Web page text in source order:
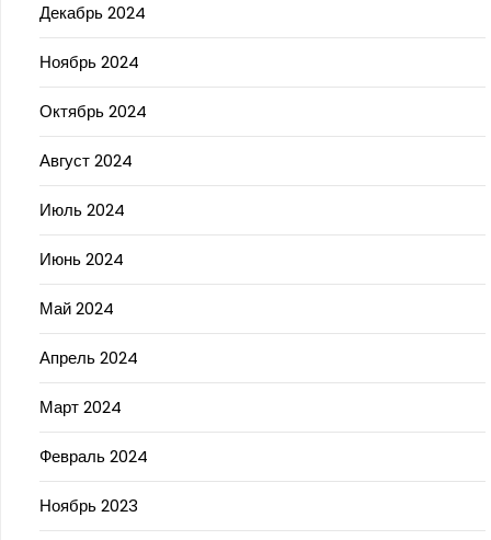
Декабрь 2024
Ноябрь 2024
Октябрь 2024
Август 2024
Июль 2024
Июнь 2024
Май 2024
Апрель 2024
Март 2024
Февраль 2024
Ноябрь 2023